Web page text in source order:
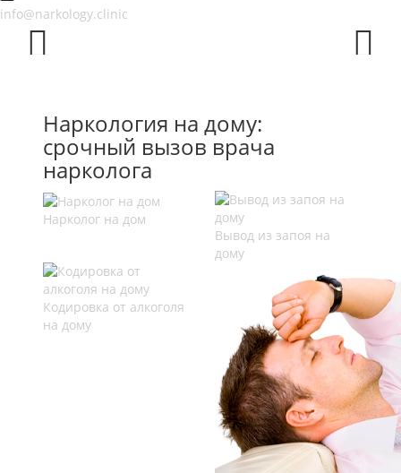
info@narkology.clinic
Наркология на дому:
срочный вызов врача
нарколога
Нарколог на дом
Вывод из запоя на
дому
Кодировка от алкоголя
на дому